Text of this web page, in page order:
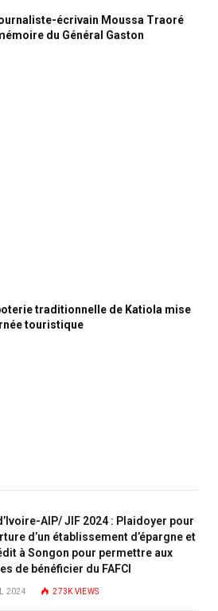
écrivain Moussa Traoré
du Général Gaston
traditionnelle de Katiola mise
touristique
AIP/ JIF 2024 : Plaidoyer pour
d’un établissement d’épargne et
à Songon pour permettre aux
de bénéficier du FAFCI
2024 273K VIEWS